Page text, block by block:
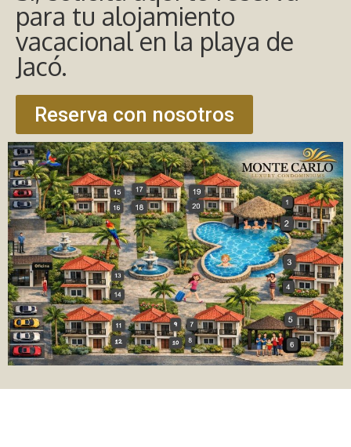
para tu alojamiento
vacacional en la playa de
Jacó.
Reserva con nosotros